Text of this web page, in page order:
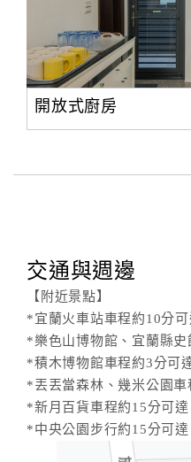
開放式廚房
交通與週邊
【附近景點】
*宜蘭火車站車程約10分可
*樂色山博物館、宜蘭縣史
*積木博物館車程約3分可
*丟丟當森林、幾米公園車
*新月百貨車程約15分可達
*中央公園步行約15分可達